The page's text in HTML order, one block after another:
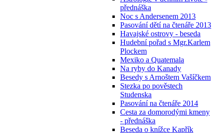
přednáška
Noc s Andersenem 2013
Pasování dětí na čtenáře 2013
Havajské ostrovy - beseda
Hudební pořad s Mgr.Karlem
Plockem
Mexiko a Quatemala
Na ryby do Kanady
Besedy s Arnoštem Vašíčkem
Stezka po pověstech
Studenska
Pasování na čtenáře 2014
Cesta za domorodými kmeny
- přednáška
Beseda o knížce Kapřík